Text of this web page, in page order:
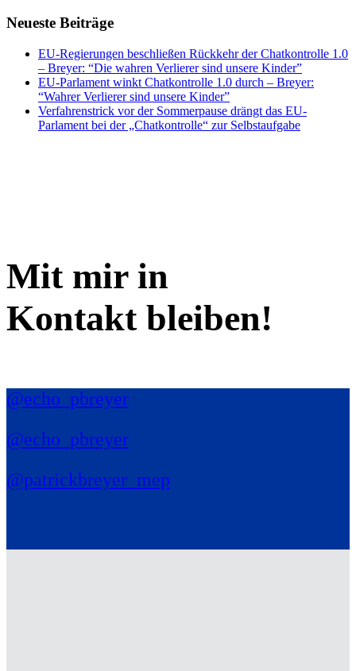
Neueste Beiträge
EU-Regierungen beschließen Rückkehr der Chatkontrolle 1.0
– Breyer: “Die wahren Verlierer sind unsere Kinder”
EU-Parlament winkt Chatkontrolle 1.0 durch – Breyer:
“Wahrer Verlierer sind unsere Kinder”
Verfahrenstrick vor der Sommerpause drängt das EU-
Parlament bei der „Chatkontrolle“ zur Selbstaufgabe
Mit mir in
Kontakt bleiben!
@echo_pbreyer
@echo_pbreyer
@patrickbreyer_mep